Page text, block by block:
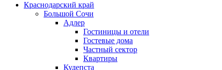
Краснодарский край
Большой Сочи
Адлер
Гостиницы и отели
Гостевые дома
Частный сектор
Квартиры
Кудепста